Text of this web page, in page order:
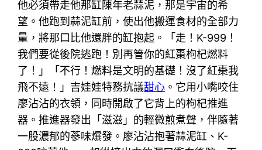
他必須帶走他那缸陳年老蒜泥，那是宇宙的希
望。他跑到蒜泥缸前，使出他搬運食材的全部力
量，將那口比他還胖的缸抱起。「走！K-999！
我們要從後院逃跑！別再管你的紅棗枸杞燃料
了！」「不行！燃料是文明的基礎！沒了紅棗我
飛不遠！」吉娃娃特務抗議甜心 。它用小嘴咬住
廖沾沾的衣領，同時開啟了它背上的枸杞推進
器。推進器發出「滋滋」的輕微煎煮聲，伴隨著
一股濃郁的蔘味爆發。廖沾沾抱著蒜泥缸、K-